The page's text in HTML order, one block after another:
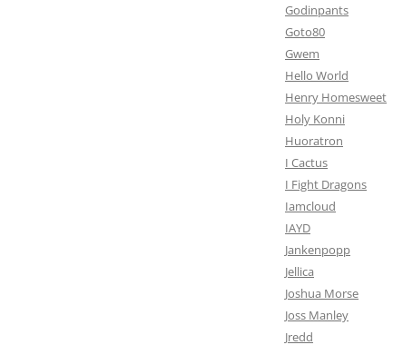
Godinpants
Goto80
Gwem
Hello World
Henry Homesweet
Holy Konni
Huoratron
I Cactus
I Fight Dragons
Iamcloud
IAYD
Jankenpopp
Jellica
Joshua Morse
Joss Manley
Jredd